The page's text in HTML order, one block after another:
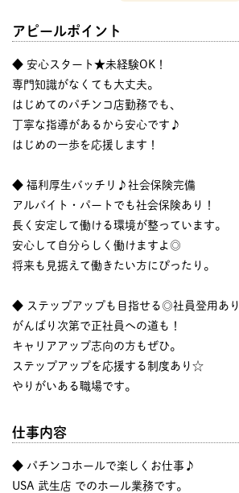
アピールポイント
◆ 安心スタート★未経験OK！
専門知識がなくても大丈夫。
はじめてのパチンコ店勤務でも、
丁寧な指導があるから安心です♪
はじめの一歩を応援します！
◆ 福利厚生バッチリ♪社会保険完備
アルバイト・パートでも社会保険あり！
長く安定して働ける環境が整っています。
安心して自分らしく働けますよ◎
将来も見据えて働きたい方にぴったり。
◆ ステップアップも目指せる◎社員登用あり
がんばり次第で正社員への道も！
キャリアアップ志向の方もぜひ。
ステップアップを応援する制度あり☆
やりがいある職場です。
仕事内容
◆ パチンコホールで楽しくお仕事♪
USA 武生店 でのホール業務です。